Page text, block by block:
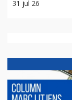
31 jul 26